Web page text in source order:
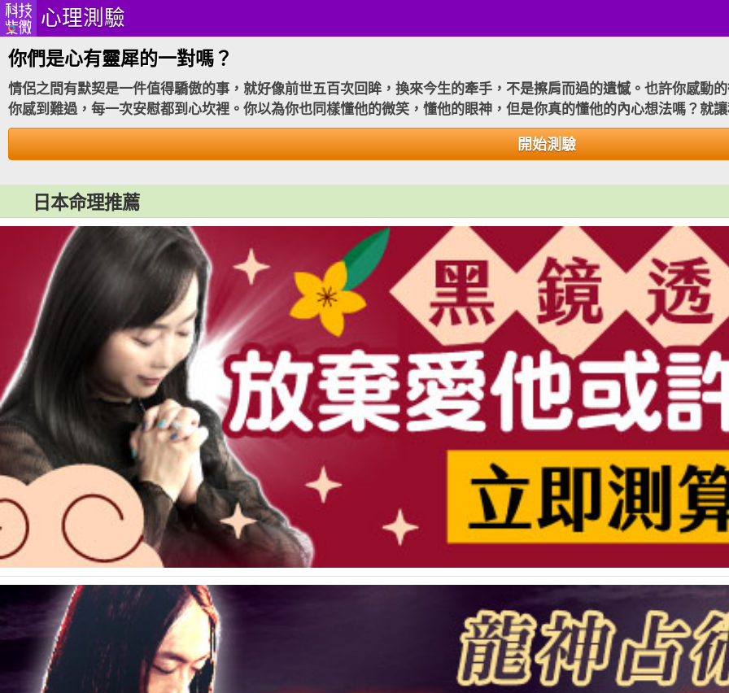
心理測驗
你們是心有靈犀的一對嗎？
情侶之間有默契是一件值得驕傲的事，就好像前世五百次回眸，換來今生的牽手，不是擦肩而過的遺憾。也許你感動
你感到難過，每一次安慰都到心坎裡。你以為你也同樣懂他的微笑，懂他的眼神，但是你真的懂他的內心想法嗎？就
開始測驗
日本命理推薦